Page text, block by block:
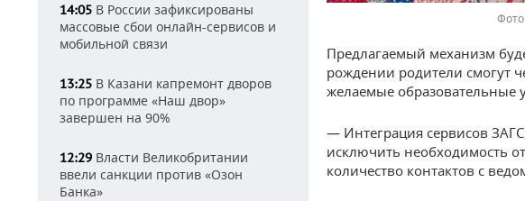
14:05 В России зафиксированы
массовые сбои онлайн-сервисов и
мобильной связи
13:25 В Казани капремонт дворов
по программе «Наш двор»
завершен на 90%
12:29 Власти Великобритании
ввели санкции против «Озон
Банка»
Предлагаемый механизм
рождении родители смогут
желаемые образовательные
— Интеграция сервисов
исключить необходимость
количество контактов с